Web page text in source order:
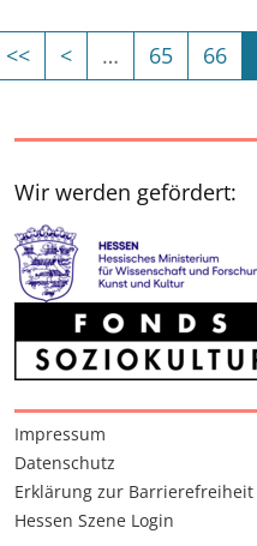
<<Erste Seite
<Vorherige Seite
… 65 66
Wir werden gefördert:
Interessante Seiten
Impressum
Datenschutz
Erklärung zur Barrierefreiheit
Hessen Szene Login